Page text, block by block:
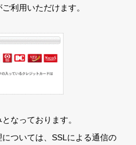
利用いただけます。
なっております。
ついては、SSLによる通信の